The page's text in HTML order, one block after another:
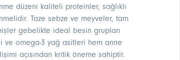
düzeni kaliteli proteinler, sağlıklı
Taze sebze ve meyveler, tam
gebelikte ideal besin grupları
ve omega-3 yağ asitleri hem anne
açısından kritik öneme sahiptir.